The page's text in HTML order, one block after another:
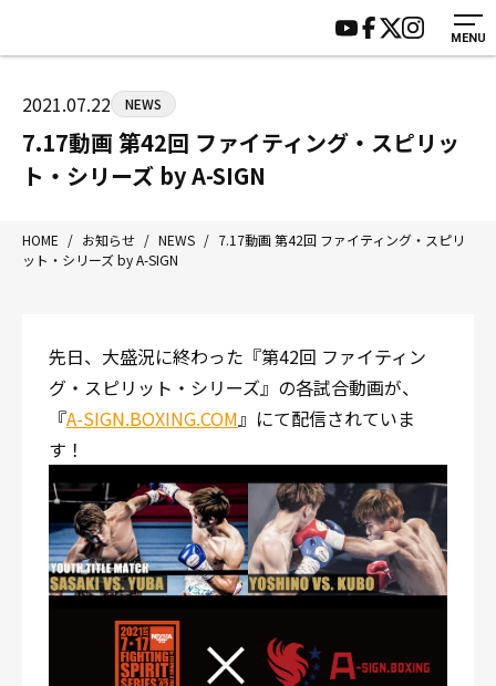
MENU
〒192-0072 東京都八王子市南町3-8 第2原嶋ビル1F
Tel/Fax：042-622-7222
HOME
ジムについて
トレーニング
アマ・スパー各大会・キッズ
入会案内
見学・1日体験
施設紹介
会員様の声
サポーター募集
2021.07.22 NEWS
7.17動画 第42回 ファイティング・スピリッ
ト・シリーズ by A-SIGN
HOME / お知らせ / NEWS / 7.17動画 第42回 ファイティング・スピリ
ット・シリーズ by A-SIGN
先日、大盛況に終わった『第42回 ファイティン
グ・スピリット・シリーズ』の各試合動画が、
『A-SIGN.BOXING.COM』にて配信されていま
す！